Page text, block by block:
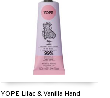
YOPE Lilac & Vanilla Hand